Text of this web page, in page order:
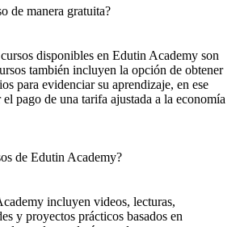
de manera gratuita?
disponibles en Edutin Academy son
también incluyen la opción de obtener
para evidenciar su aprendizaje, en ese
el pago de una tarifa ajustada a la economía
de Edutin Academy?
incluyen videos, lecturas,
y proyectos prácticos basados en